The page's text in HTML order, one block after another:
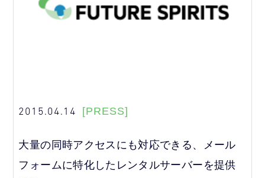
2015.04.14 [PRESS]
大量の同時アクセスにも対応できる、メール
フォームに特化したレンタルサーバーを提供